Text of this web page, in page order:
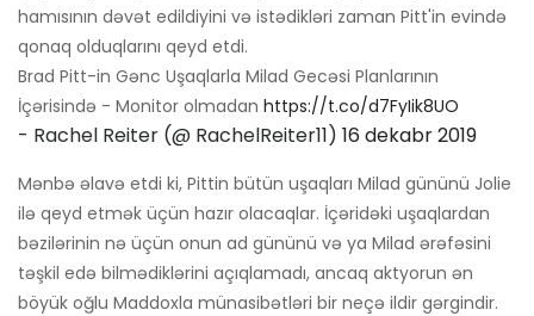
hamısının dəvət edildiyini və istədikləri zaman Pitt'in evində
qonaq olduqlarını qeyd etdi.
Brad Pitt-in Gənc Uşaqlarla Milad Gecəsi Planlarının
İçərisində - Monitor olmadan https://t.co/d7FyIik8UO
- Rachel Reiter (@ RachelReiter11) 16 dekabr 2019
Mənbə əlavə etdi ki, Pittin bütün uşaqları Milad gününü Jolie
ilə qeyd etmək üçün hazır olacaqlar. İçəridəki uşaqlardan
bəzilərinin nə üçün onun ad gününü və ya Milad ərəfəsini
təşkil edə bilmədiklərini açıqlamadı, ancaq aktyorun ən
böyük oğlu Maddoxla münasibətləri bir neçə ildir gərgindir.